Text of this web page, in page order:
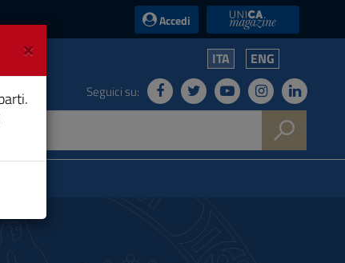
Accedi UniCA News
ITA ENG
Seguici su:
×